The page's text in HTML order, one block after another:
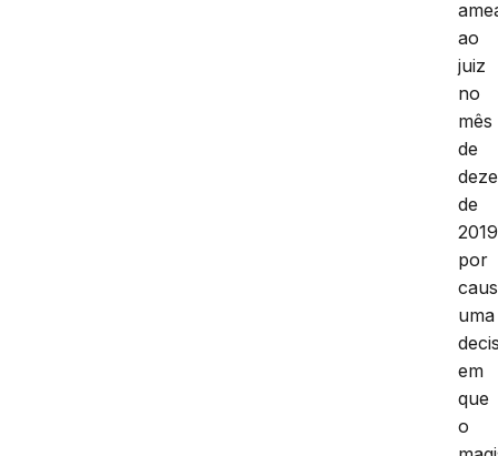
ao
juiz
no
mês
de
de
por
uma
em
que
o